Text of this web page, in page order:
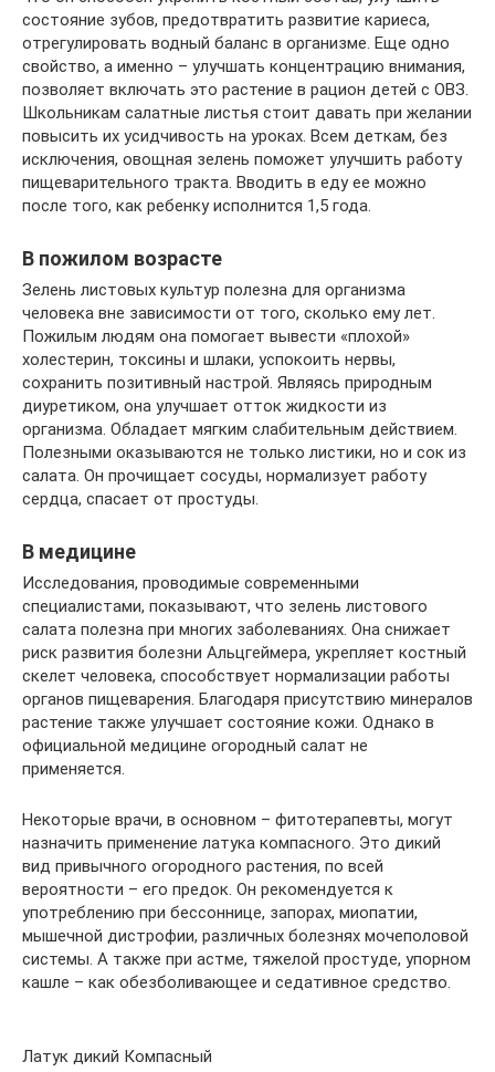
состояние зубов, предотвратить развитие кариеса,
отрегулировать водный баланс в организме. Еще одно
свойство, а именно – улучшать концентрацию внимания,
позволяет включать это растение в рацион детей с ОВЗ.
Школьникам салатные листья стоит давать при желании
повысить их усидчивость на уроках. Всем деткам, без
исключения, овощная зелень поможет улучшить работу
пищеварительного тракта. Вводить в еду ее можно
после того, как ребенку исполнится 1,5 года.
В пожилом возрасте
Зелень листовых культур полезна для организма
человека вне зависимости от того, сколько ему лет.
Пожилым людям она помогает вывести «плохой»
холестерин, токсины и шлаки, успокоить нервы,
сохранить позитивный настрой. Являясь природным
диуретиком, она улучшает отток жидкости из
организма. Обладает мягким слабительным действием.
Полезными оказываются не только листики, но и сок из
салата. Он прочищает сосуды, нормализует работу
сердца, спасает от простуды.
В медицине
Исследования, проводимые современными
специалистами, показывают, что зелень листового
салата полезна при многих заболеваниях. Она снижает
риск развития болезни Альцгеймера, укрепляет костный
скелет человека, способствует нормализации работы
органов пищеварения. Благодаря присутствию минералов
растение также улучшает состояние кожи. Однако в
официальной медицине огородный салат не
применяется.
Некоторые врачи, в основном – фитотерапевты, могут
назначить применение латука компасного. Это дикий
вид привычного огородного растения, по всей
вероятности – его предок. Он рекомендуется к
употреблению при бессоннице, запорах, миопатии,
мышечной дистрофии, различных болезнях мочеполовой
системы. А также при астме, тяжелой простуде, упорном
кашле – как обезболивающее и седативное средство.
Латук дикий Компасный